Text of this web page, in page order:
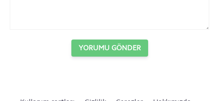
YORUMU GÖNDER